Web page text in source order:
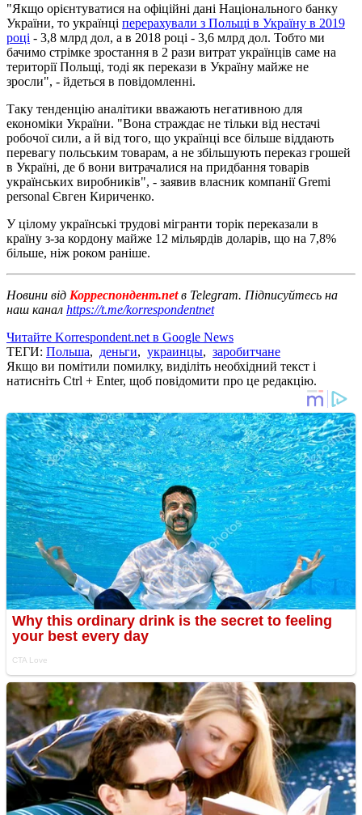
"Якщо орієнтуватися на офіційні дані Національного банку
України, то українці перерахували з Польщі в Україну в 2019
році - 3,8 млрд дол, а в 2018 році - 3,6 млрд дол. Тобто ми
бачимо стрімке зростання в 2 рази витрат українців саме на
території Польщі, тоді як перекази в Україну майже не
зросли", - йдеться в повідомленні.
Таку тенденцію аналітики вважають негативною для
економіки України. "Вона страждає не тільки від нестачі
робочої сили, а й від того, що українці все більше віддають
перевагу польським товарам, а не збільшують переказ грошей
в Україні, де б вони витрачалися на придбання товарів
українських виробників", - заявив власник компанії Gremi
personal Євген Кириченко.
У цілому українські трудові мігранти торік переказали в
країну з-за кордону майже 12 мільярдів доларів, що на 7,8%
більше, ніж роком раніше.
Новини від Корреспондент.netв Telegram. Підписуйтесь на
наш канал https://t.me/korrespondentnet
Читайте Korrespondent.net в Google News
ТЕГИ: Польша, деньги, украинцы, заробитчане
Якщо ви помітили помилку, виділіть необхідний текст і
натисніть Ctrl + Enter, щоб повідомити про це редакцію.